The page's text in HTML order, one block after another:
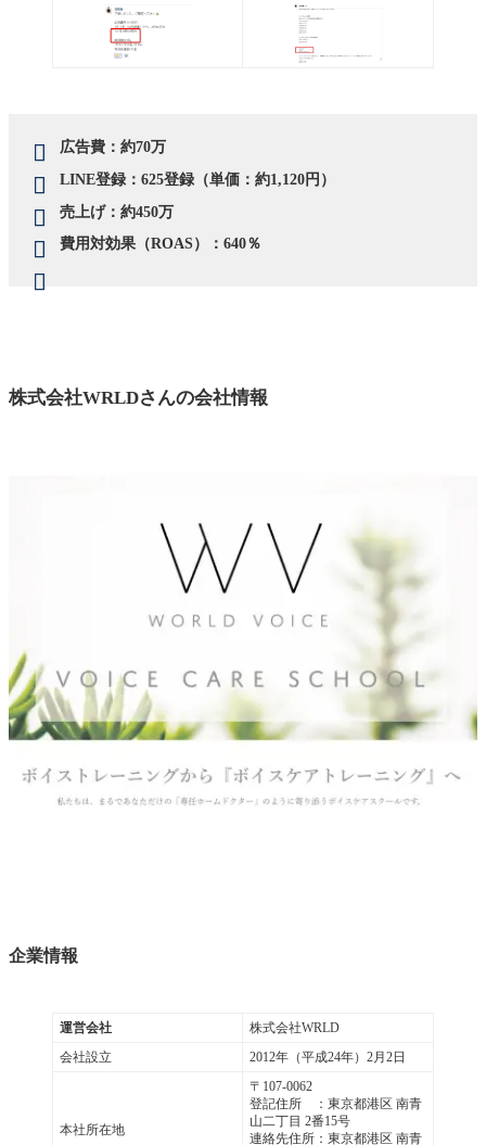
広告費：約70万
LINE登録：625登録（単価：約1,120円）
売上げ：約450万
費用対効果（ROAS）：640％
株式会社WRLDさんの会社情報
企業情報
運営会社 株式会社WRLD
会社設立 2012年（平成24年）2月2日
本社所在地
〒107-0062
登記住所 ：東京都港区 南青
山二丁目 2番15号
連絡先住所：東京都港区 南青